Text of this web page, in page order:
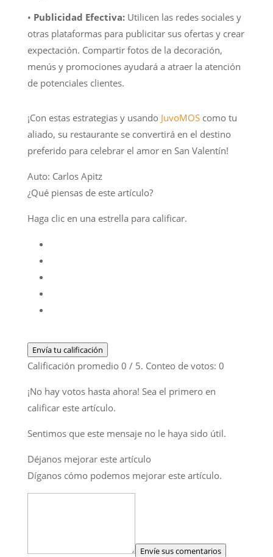
• Publicidad Efectiva:Utilicen las redes sociales y
otras plataformas para publicitar sus ofertas y crear
expectación. Compartir fotos de la decoración,
menús y promociones ayudará a atraer la atención
de potenciales clientes.
¡Con estas estrategias y usando JuvoMOScomo tu
aliado, su restaurante se convertirá en el destino
preferido para celebrar el amor en San Valentín!
Auto: Carlos Apitz
¿Qué piensas de este artículo?
Haga clic en una estrella para calificar.
Envía tu calificación
Calificación promedio 0 / 5. Conteo de votos: 0
¡No hay votos hasta ahora! Sea el primero en
calificar este artículo.
Sentimos que este mensaje no le haya sido útil.
Déjanos mejorar este artículo
Díganos cómo podemos mejorar este artículo.
Envíe sus comentarios